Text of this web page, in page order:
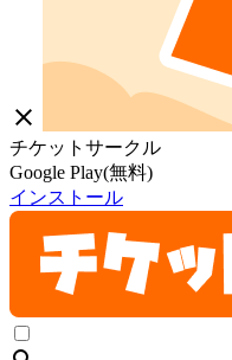
close
チケットサークル
Google Play(無料)
インストール